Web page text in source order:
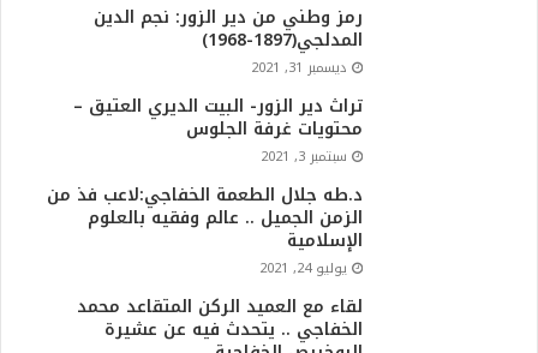
رمز وطني من دير الزور: نجم الدين
المدلجي(1897-1968)
ديسمبر 31, 2021
تراث دير الزور- البيت الديري العتيق –
محتويات غرفة الجلوس
سبتمبر 3, 2021
د.طه جلال الطعمة الخفاجي:لاعب فذ من
الزمن الجميل .. عالم وفقيه بالعلوم
الإسلامية
يوليو 24, 2021
لقاء مع العميد الركن المتقاعد محمد
الخفاجي .. يتحدث فيه عن عشيرة